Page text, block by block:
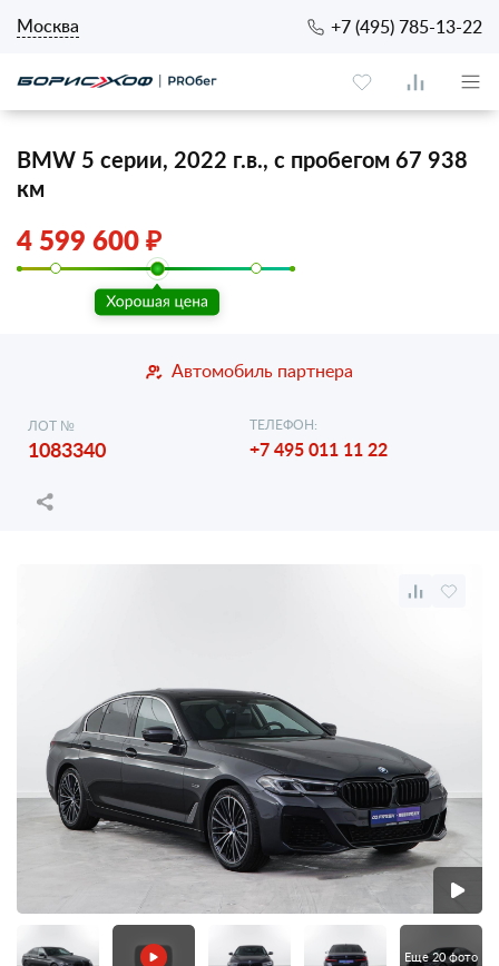
Москва +7 (495) 785-13-22
BMW 5 серии, 2022 г.в., с пробегом 67 938
км
4 599 600 ₽
Автомобиль партнера
ЛОТ №
1083340
ТЕЛЕФОН:
+7 495 011 11 22
Еще 20 фото